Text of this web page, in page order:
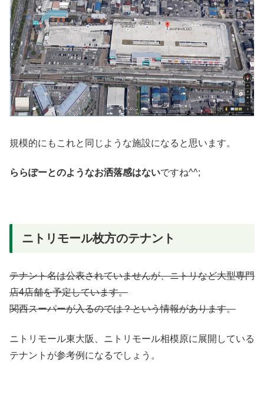
規模的にもこれと同じような施設になると思います。
ららぽーとのようなお洒落感はないですね^^;
ニトリモール枚方のテナント
テナント名は公表されていませんが、ニトリなど大型専門
店4店舗を予定しています。
関西スーパーが入るのでは？という情報があります。
ニトリモール東大阪、ニトリモール相模原に展開している
テナントが参考例になるでしょう。